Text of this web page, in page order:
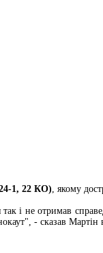
1, 22 КО) , якому
не отримав
- сказав Мартін